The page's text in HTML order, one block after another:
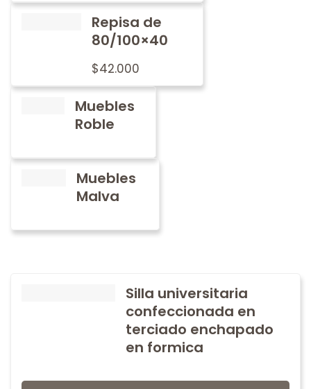
Repisa de
80/100×40
$42.000
Muebles
Roble
Muebles
Malva
Silla universitaria
confeccionada en
terciado enchapado
en formica